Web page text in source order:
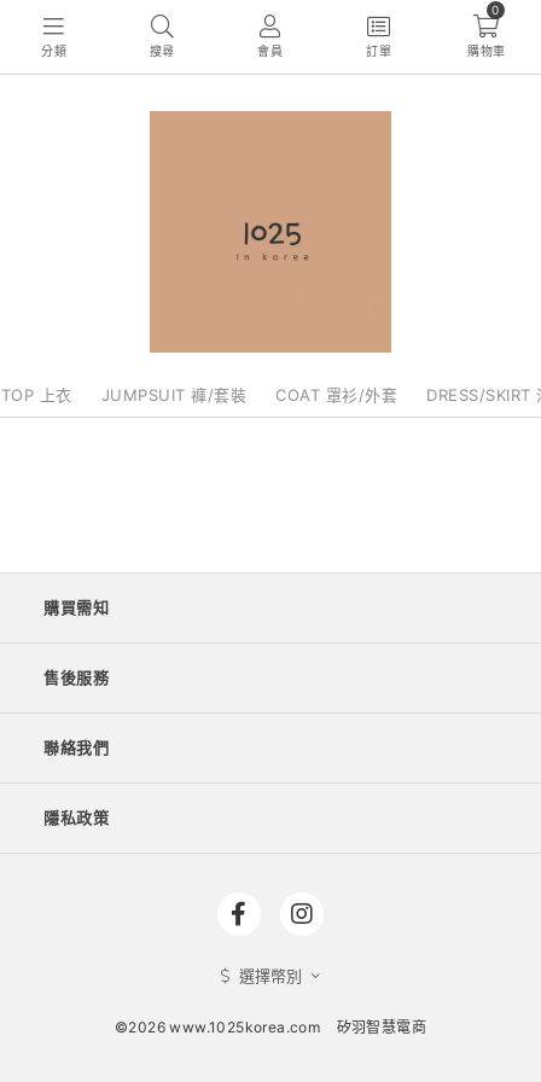
分類 搜尋 會員 訂單
0
購物車
TOP 上衣 JUMPSUIT 褲/套裝 COAT 罩衫/外套 DRESS/SKIRT
購買需知
售後服務
聯絡我們
隱私政策
選擇幣別
©2026 www.1025korea.com 矽羽智慧電商